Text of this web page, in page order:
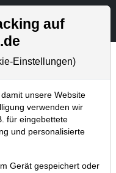
Aktien- und Artikelsuche
Echtzeit-
auf
Einstellungen)
unsere Website
verwenden wir
für eingebettete
und personalisierte
Gerät gespeichert oder